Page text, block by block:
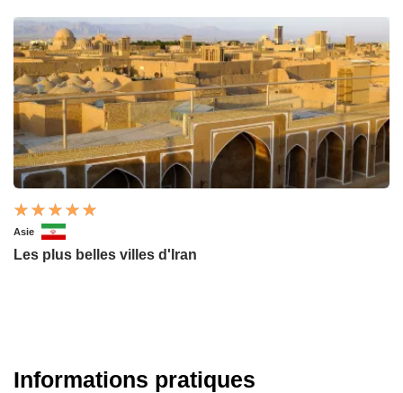
Asie
Les plus belles villes d'Iran
Informations pratiques